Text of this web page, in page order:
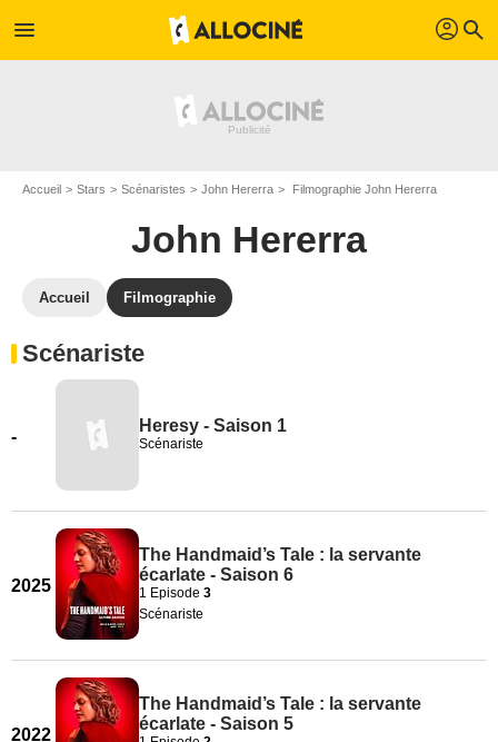
menu profil search
Accueil Stars Scénaristes John Hererra Filmographie John Hererra
John Hererra
Accueil Filmographie
Scénariste
-
Heresy - Saison 1
Scénariste
2025
The Handmaid’s Tale : la servante
écarlate - Saison 6
1 Episode 3
Scénariste
2022
The Handmaid’s Tale : la servante
écarlate - Saison 5